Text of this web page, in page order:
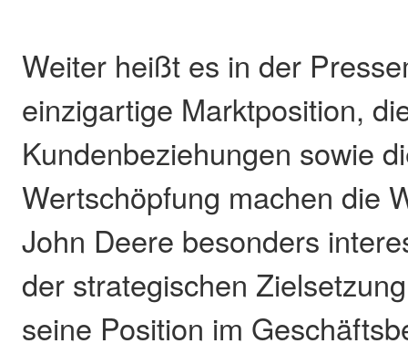
Weiter heißt es in der
einzigartige Marktposition,
Kundenbeziehungen sowie
Wertschöpfung machen die
John Deere besonders
der strategischen
seine Position im